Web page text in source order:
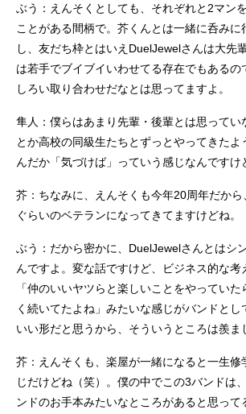
ぶう：えんそくとしても、それぞれと2マン
ことがある間柄で。芥くんとは一緒に呑みに
し、友だち枠とはいえDuelJewelさんは大先
は若手でブイブイいわせてる存在でもあるの
しろい取り合わせだなとは思ってますよ。
隼人：僕らはあまり先輩・後輩とは思ってい
とか高校の同級生たちとずっとやってきたよ
んだか「気づけば」っていう感じなんですけ
芥：ちなみに、えんそくも今年20周年だか
ぐらいのベテランになってきてますけどね。
ぶう：だから密かに、DuelJewelさんとはシ
んですよ。変な話ですけど、ビジネス的な考
「仲のいいヤツらと楽しいことをやってい
く続いてたよね」みたいな感じがバンドとし
いい形だと思うから、そういうところは羨ま
芥：えんそくも、楽屋が一緒になると一生修
じだけどね（笑）。僕の中でこの3バンドは
ンドのお手本みたいなところがあると思って